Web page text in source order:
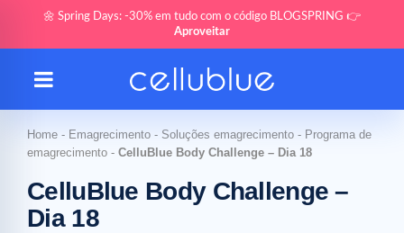
🌼 Spring Days: -30% em tudo com o código BLOGSPRING 👉
Aproveitar
Home - Emagrecimento - Soluções emagrecimento - Programa de
emagrecimento - CelluBlue Body Challenge – Dia 18
CelluBlue Body Challenge –
Dia 18